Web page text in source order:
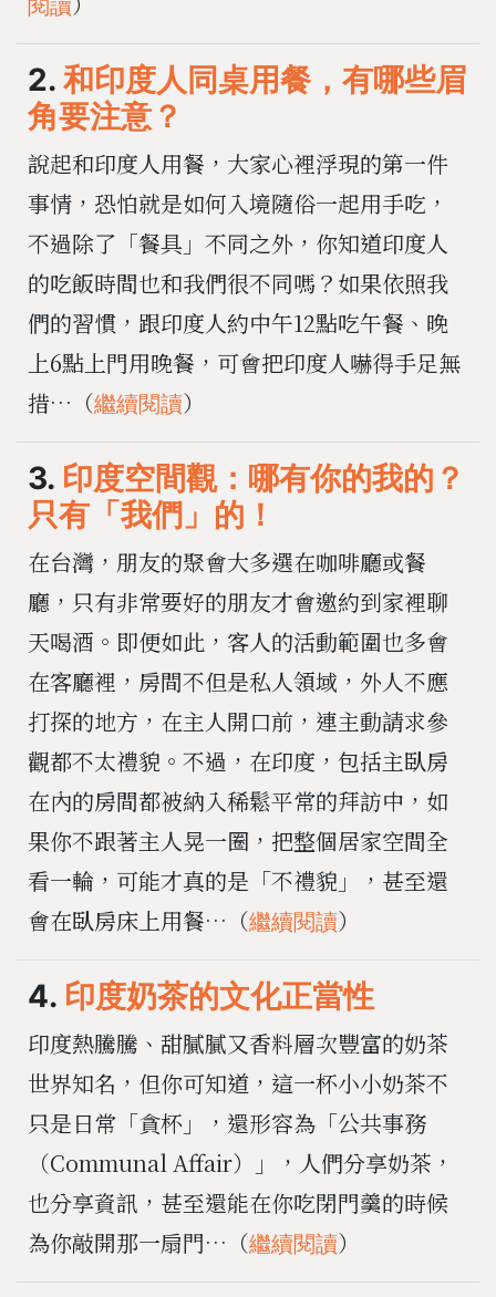
閱讀
2. 和印度人同桌用餐，有哪些眉
角要注意？
說起和印度人用餐，大家心裡浮現的第一件
事情，恐怕就是如何入境隨俗一起用手吃，
不過除了「餐具」不同之外，你知道印度人
的吃飯時間也和我們很不同嗎？如果依照我
們的習慣，跟印度人約中午12點吃午餐、晚
上6點上門用晚餐，可會把印度人嚇得手足無
措…（繼續閱讀）
3. 印度空間觀：哪有你的我的？
只有「我們」的！
在台灣，朋友的聚會大多選在咖啡廳或餐
廳，只有非常要好的朋友才會邀約到家裡聊
天喝酒。即便如此，客人的活動範圍也多會
在客廳裡，房間不但是私人領域，外人不應
打探的地方，在主人開口前，連主動請求參
觀都不太禮貌。不過，在印度，包括主臥房
在內的房間都被納入稀鬆平常的拜訪中，如
果你不跟著主人晃一圈，把整個居家空間全
看一輪，可能才真的是「不禮貌」，甚至還
會在臥房床上用餐…（繼續閱讀）
4. 印度奶茶的文化正當性
印度熱騰騰、甜膩膩又香料層次豐富的奶茶
世界知名，但你可知道，這一杯小小奶茶不
只是日常「貪杯」，還形容為「公共事務
（Communal Affair）」，人們分享奶茶，
也分享資訊，甚至還能在你吃閉門羹的時候
為你敲開那一扇門…（繼續閱讀）